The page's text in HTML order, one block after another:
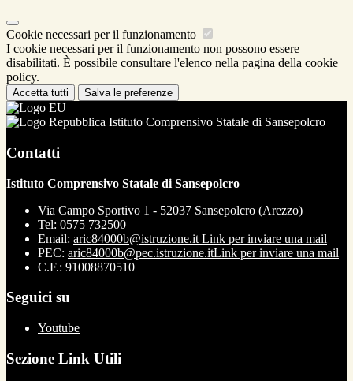
Cookie necessari per il funzionamento
I cookie necessari per il funzionamento non possono essere
disabilitati. È possibile consultare l'elenco nella pagina della cookie
policy.
Accetta tutti Salva le preferenze
Istituto Comprensivo Statale di Sansepolcro
Contatti
Istituto Comprensivo Statale di Sansepolcro
Via Campo Sportivo 1 - 52037 Sansepolcro (Arezzo)
Tel: 0575 732500
Email: aric84000b@istruzione.it Link per inviare una mail
PEC: aric84000b@pec.istruzione.itLink per inviare una mail
C.F.: 91008870510
Seguici su
Youtube
Sezione Link Utili